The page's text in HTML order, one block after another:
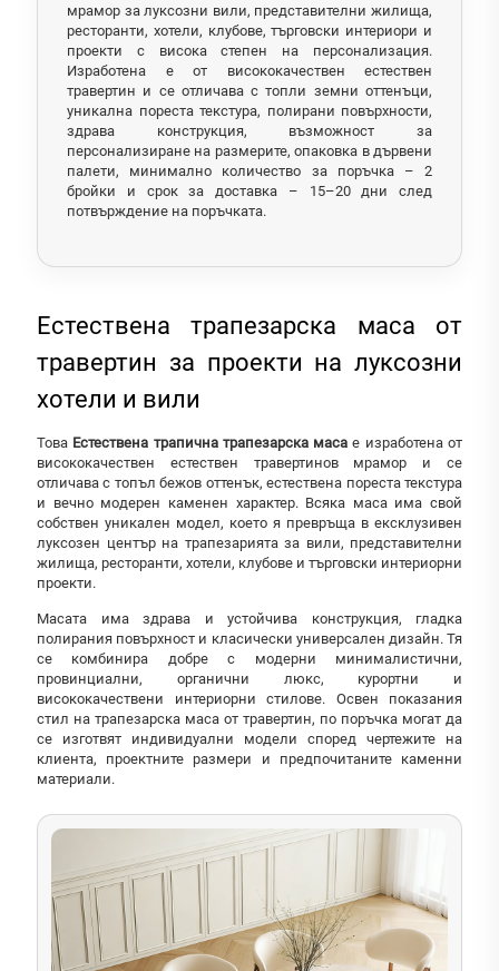
мрамор за луксозни вили, представителни жилища,
ресторанти, хотели, клубове, търговски интериори и
проекти с висока степен на персонализация.
Изработена е от висококачествен естествен
травертин и се отличава с топли земни оттенъци,
уникална пореста текстура, полирани повърхности,
здрава конструкция, възможност за
персонализиране на размерите, опаковка в дървени
палети, минимално количество за поръчка – 2
бройки и срок за доставка – 15–20 дни след
потвърждение на поръчката.
Естествена трапезарска маса от
травертин за проекти на луксозни
хотели и вили
Това Естествена трапична трапезарска масае изработена от
висококачествен естествен травертинов мрамор и се
отличава с топъл бежов оттенък, естествена пореста текстура
и вечно модерен каменен характер. Всяка маса има свой
собствен уникален модел, което я превръща в ексклузивен
луксозен център на трапезарията за вили, представителни
жилища, ресторанти, хотели, клубове и търговски интериорни
проекти.
Масата има здрава и устойчива конструкция, гладка
полирания повърхност и класически универсален дизайн. Тя
се комбинира добре с модерни минималистични,
провинциални, органични люкс, курортни и
висококачествени интериорни стилове. Освен показания
стил на трапезарска маса от травертин, по поръчка могат да
се изготвят индивидуални модели според чертежите на
клиента, проектните размери и предпочитаните каменни
материали.